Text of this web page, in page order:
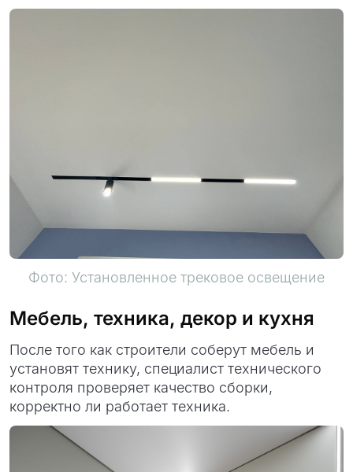
Фото: Установленное трековое освещение
Мебель, техника, декор и кухня
После того как строители соберут мебель и
установят технику, специалист технического
контроля проверяет качество сборки,
корректно ли работает техника.